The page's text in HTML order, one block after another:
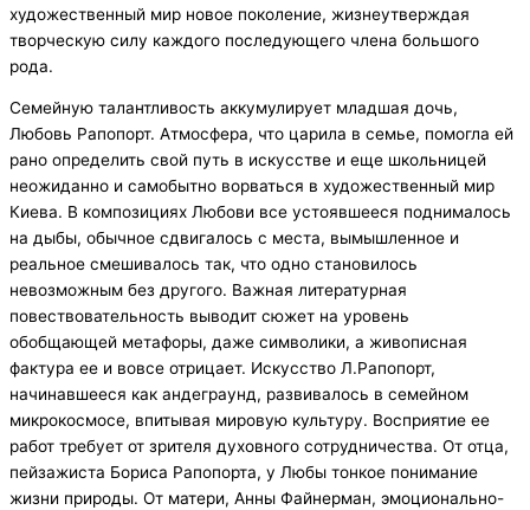
художественный мир новое поколение, жизнеутверждая
творческую силу каждого последующего члена большого
рода.
Семейную талантливость аккумулирует младшая дочь,
Любовь Рапопорт. Атмосфера, что царила в семье, помогла ей
рано определить свой путь в искусстве и еще школьницей
неожиданно и самобытно ворваться в художественный мир
Киева. В композициях Любови все устоявшееся поднималось
на дыбы, обычное сдвигалось с места, вымышленное и
реальное смешивалось так, что одно становилось
невозможным без другого. Важная литературная
повествовательность выводит сюжет на уровень
обобщающей метафоры, даже символики, а живописная
фактура ее и вовсе отрицает. Искусство Л.Рапопорт,
начинавшееся как андеграунд, развивалось в семейном
микрокосмосе, впитывая мировую культуру. Восприятие ее
работ требует от зрителя духовного сотрудничества. От отца,
пейзажиста Бориса Рапопорта, у Любы тонкое понимание
жизни природы. От матери, Анны Файнерман, эмоционально-